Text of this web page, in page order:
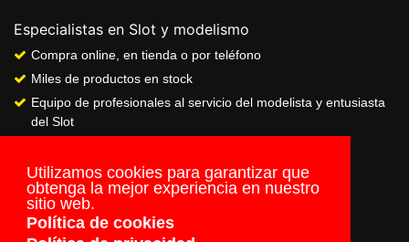
Utilizamos cookies para garantizar que
obtenga la mejor experiencia en nuestro
sitio web.
Política de cookies
Especialistas en Slot y modelismo
Compra online, en tienda o por teléfono
Miles de productos en stock
Equipo de profesionales al servicio del modelista y entusiasta
del Slot
Servicio de pago seguro online
Envios a todo el mundo